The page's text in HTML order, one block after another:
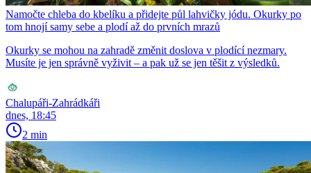
Namočte chleba do kbelíku a přidejte půl lahvičky jódu. Okurky po
tom hnojí samy sebe a plodí až do prvních mrazů
Okurky se mohou na zahradě změnit doslova v plodící nezmary.
Musíte je jen správně vyživit – a pak už se jen těšit z výsledků.
Chalupáři-Zahrádkáři
dnes, 18:45
2 min